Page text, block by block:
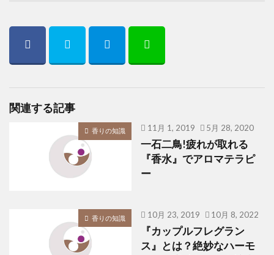
関連する記事
香りの知識 11月 1, 2019 5月 28, 2020
一石二鳥!疲れが取れる
『香水』でアロマテラピ
ー
香りの知識 10月 23, 2019 10月 8, 2022
『カップルフレグラン
ス』とは？絶妙なハーモ